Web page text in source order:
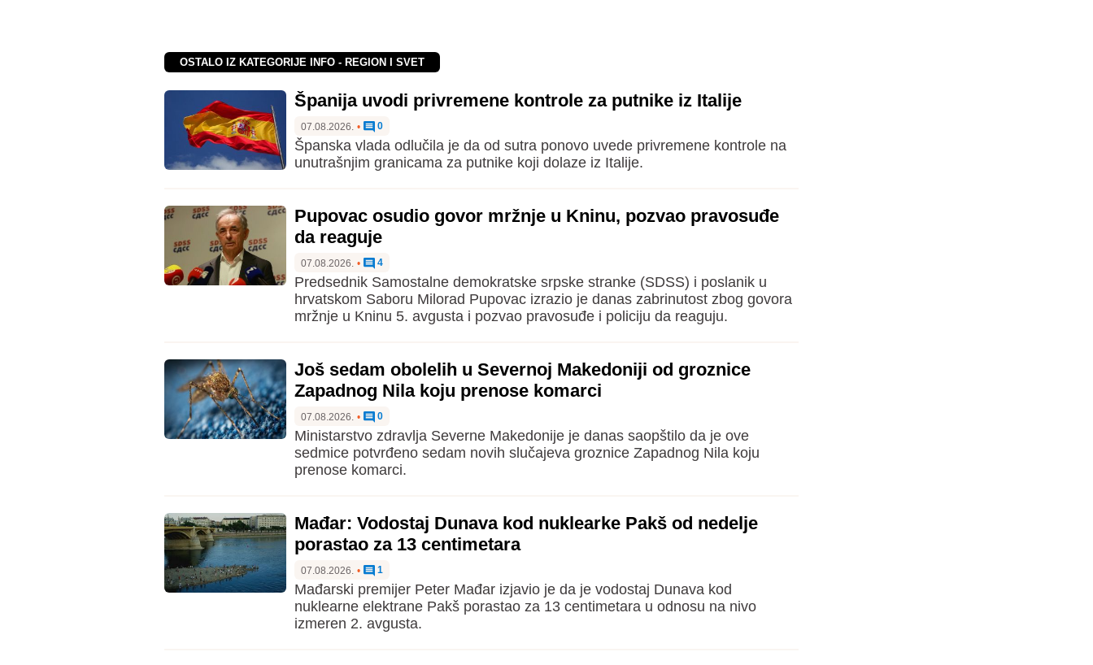
OSTALO IZ KATEGORIJE INFO - REGION I SVET
Španija uvodi privremene kontrole za putnike iz Italije
07.08.2026. • 0
Španska vlada odlučila je da od sutra ponovo uvede privremene kontrole na
unutrašnjim granicama za putnike koji dolaze iz Italije.
Pupovac osudio govor mržnje u Kninu, pozvao pravosuđe
da reaguje
07.08.2026. • 4
Predsednik Samostalne demokratske srpske stranke (SDSS) i poslanik u
hrvatskom Saboru Milorad Pupovac izrazio je danas zabrinutost zbog govora
mržnje u Kninu 5. avgusta i pozvao pravosuđe i policiju da reaguju.
Još sedam obolelih u Severnoj Makedoniji od groznice
Zapadnog Nila koju prenose komarci
07.08.2026. • 0
Ministarstvo zdravlja Severne Makedonije je danas saopštilo da je ove
sedmice potvrđeno sedam novih slučajeva groznice Zapadnog Nila koju
prenose komarci.
Mađar: Vodostaj Dunava kod nuklearke Pakš od nedelje
porastao za 13 centimetara
07.08.2026. • 1
Mađarski premijer Peter Mađar izjavio je da je vodostaj Dunava kod
nuklearne elektrane Pakš porastao za 13 centimetara u odnosu na nivo
izmeren 2. avgusta.